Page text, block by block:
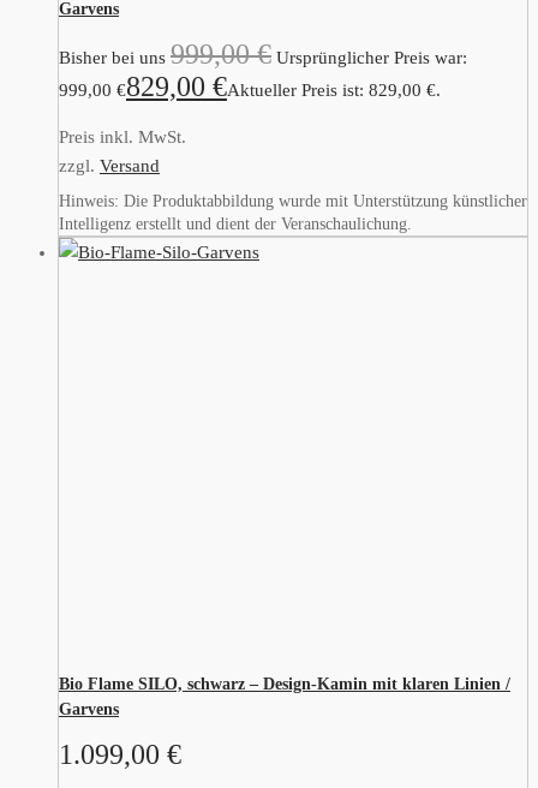
Garvens
Bisher bei uns 999,00€ Ursprünglicher Preis war:
999,00 €829,00 €Aktueller Preis ist: 829,00 €.
Preis inkl. MwSt.
zzgl. Versand
Hinweis: Die Produktabbildung wurde mit Unterstützung künstlicher
Intelligenz erstellt und dient der Veranschaulichung.
Bio Flame SILO, schwarz – Design-Kamin mit klaren Linien /
Garvens
1.099,00 €